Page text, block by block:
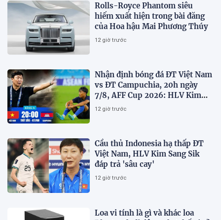
Rolls-Royce Phantom siêu
hiếm xuất hiện trong bài đăng
của Hoa hậu Mai Phương Thúy
12 giờ trước
Nhận định bóng đá ĐT Việt Nam
vs ĐT Campuchia, 20h ngày
7/8, AFF Cup 2026: HLV Kim
Sang-sik tiết lộ kế hoạch nhân
12 giờ trước
Cầu thủ Indonesia hạ thấp ĐT
Việt Nam, HLV Kim Sang Sik
đáp trả 'sâu cay'
12 giờ trước
Loa vi tính là gì và khác loa